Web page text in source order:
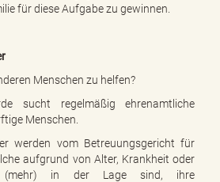
für diese Aufgabe zu gewinnen.
Menschen zu helfen?
sucht regelmäßig ehrenamtliche
Menschen.
werden vom Betreuungsgericht für
aufgrund von Alter, Krankheit oder
(mehr) in der Lage sind, ihre